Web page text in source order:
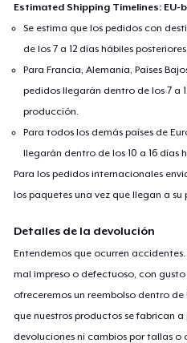
Estimated Shipping Timelines: EU-
Se estima que los pedidos con
de los 7 a 12 días hábiles
Para Francia, Alemania, Países
pedidos llegarán dentro de los 7 a
producción.
Para todos los demás países de
llegarán dentro de los 10 a 16 días
Para los pedidos internacionales
los paquetes una vez que llegan a su
Detalles de la devolución
Entendemos que ocurren
mal impreso o defectuoso, con
ofreceremos un reembolso dentro
que nuestros productos se fabrican
devoluciones ni cambios por tallas o